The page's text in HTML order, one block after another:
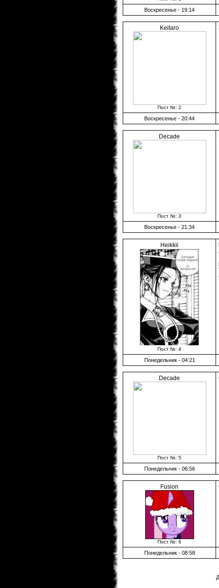
Воскресенье - 19:14
Keitaro
Пост №: 2
Воскресенье - 20:44
Decade
Пост №: 3
Воскресенье - 21:34
Heikkii
Пост №: 4
Понедельник - 04:21
Decade
Пост №: 5
Понедельник - 06:56
Fusion
Пост №: 6
Понедельник - 08:58